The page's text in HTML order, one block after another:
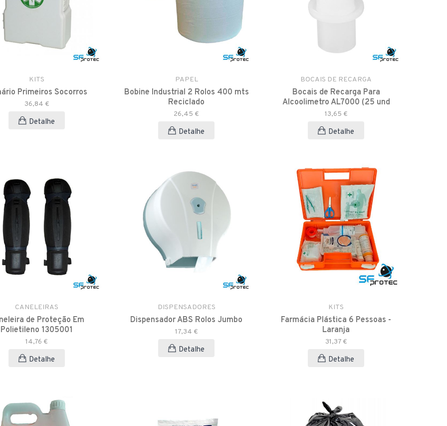
KITS
Primeiros Socorros
36,84 €
Detalhe
PAPEL
Bobine Industrial 2 Rolos 400 mts
Reciclado
26,45 €
Detalhe
BOCAIS DE RECARGA
Bocais de Recarga Para
Alcoolimetro AL7000 (25 und
13,65 €
Detalhe
CANELEIRAS
de Proteção Em
Polietileno 1305001
14,76 €
Detalhe
DISPENSADORES
Dispensador ABS Rolos Jumbo
17,34 €
Detalhe
KITS
Farmácia Plástica 6 Pessoas -
Laranja
31,37 €
Detalhe